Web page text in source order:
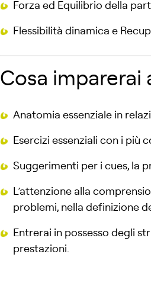
Forza ed Equilibrio della
Flessibilità dinamica e
Cosa imparerai
Anatomia essenziale in
Esercizi essenziali con i più
Suggerimenti per i cues, la
L’attenzione alla
problemi, nella definizione
Entrerai in possesso degli
prestazioni.